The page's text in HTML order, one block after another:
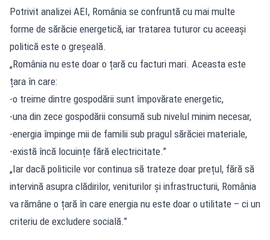
Potrivit analizei AEI, România se confruntă cu mai multe
forme de sărăcie energetică, iar tratarea tuturor cu aceeași
politică este o greșeală.
„România nu este doar o țară cu facturi mari. Aceasta este
țara în care:
-o treime dintre gospodării sunt împovărate energetic,
-una din zece gospodării consumă sub nivelul minim necesar,
-energia împinge mii de familii sub pragul sărăciei materiale,
-există încă locuințe fără electricitate.”
„Iar dacă politicile vor continua să trateze doar prețul, fără să
intervină asupra clădirilor, veniturilor și infrastructurii, România
va rămâne o țară în care energia nu este doar o utilitate – ci un
criteriu de excludere socială.”